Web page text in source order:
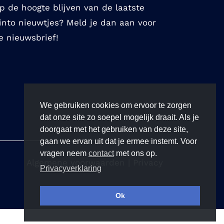
de hoogte blijven van de laatste
nieuwtjes? Meld je dan aan voor
nieuwsbrief!
Algemene voorwaarden
We gebruiken cookies om ervoor te zorgen
dat onze site zo soepel mogelijk draait. Als je
doorgaat met het gebruiken van deze site,
gaan we ervan uit dat je ermee instemt. Voor
vragen neem contactmet ons op.
Privacyverklaring
Ok